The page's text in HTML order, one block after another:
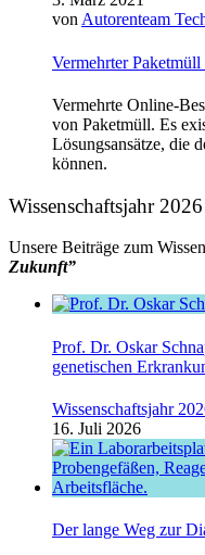
von Autorenteam
Vermehrter
Vermehrte Online-
von Paketmüll. Es
Lösungsansätze, die
können.
Wissenschaftsjahr 2026
Unsere Beiträge zum
Zukunft”
Prof. Dr. Oskar
genetischen
Wissenschaftsjahr
16. Juli 2026
Der lange Weg zur